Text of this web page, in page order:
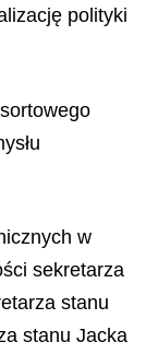
polityki
w
sekretarza
stanu
stanu Jacka